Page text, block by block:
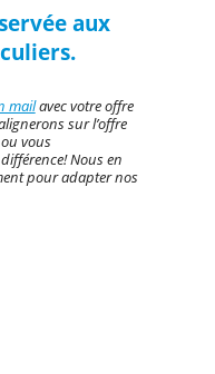
aux
mailavec votre offre
sur l’offre
vous
Nous en
pour adapter nos